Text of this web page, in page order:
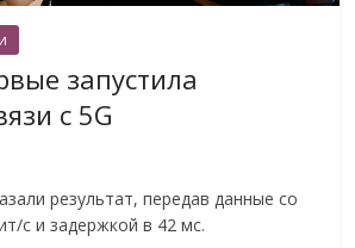
запустила
с 5G
результат, передав данные со
с и задержкой в 42 мс.